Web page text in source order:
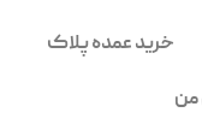
خرید عمده پلاک
من